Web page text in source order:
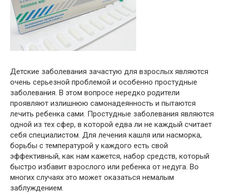
Детские заболевания зачастую для взрослых являются
очень серьезной проблемой и особенно простудные
заболевания. В этом вопросе нередко родители
проявляют излишнюю самонадеянность и пытаются
лечить ребенка сами. Простудные заболевания являются
одной из тех сфер, в которой едва ли не каждый считает
себя специалистом. Для лечения кашля или насморка,
борьбы с температурой у каждого есть свой
эффективный, как нам кажется, набор средств, который
быстро избавит взрослого или ребенка от недуга. Во
многих случаях это может оказаться немалым
заблуждением.